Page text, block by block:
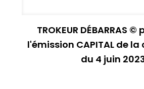
TROKEUR DÉBARRAS
l'émission CAPITAL de
du 4 juin